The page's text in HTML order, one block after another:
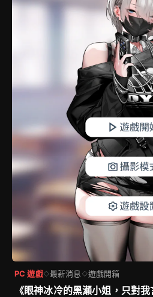
PC 遊戲◇最新消息 ◇遊戲開箱
《眼神冰冷的黑瀨小姐，只對